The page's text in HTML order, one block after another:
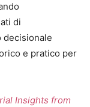
di
decisionale
e pratico per
Insights from